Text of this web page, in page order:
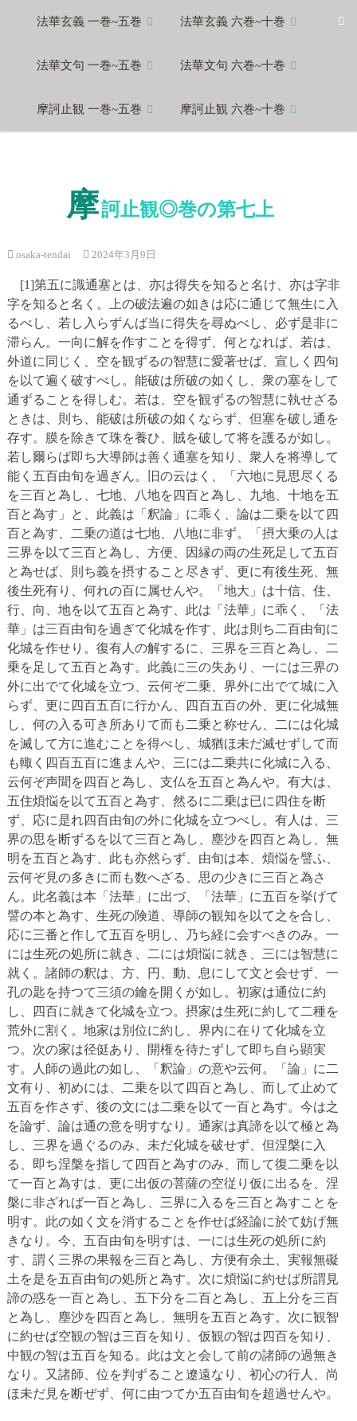
法華玄義 一巻~五巻 法華玄義 六巻~十巻
法華文句 一巻~五巻 法華文句 六巻~十巻
摩訶止観 一巻~五巻 摩訶止観 六巻~十巻
摩訶止観◎巻の第七上
osaka-tendai 2024年3月9日
[1]第五に識通塞とは、亦は得失を知ると名け、亦は字非
字を知ると名く。上の破法遍の如きは応に通じて無生に入
るべし、若し入らずんば当に得失を尋ぬべし、必ず是非に
滞らん。一向に解を作すことを得ず、何となれば、若は、
外道に同じく、空を観ずるの智慧に愛著せば、宣しく四句
を以て遍く破すべし。能破は所破の如くし、衆の塞をして
通ずることを得しむ。若は、空を観ずるの智慧に執せざる
ときは、則ち、能破は所破の如くならず、但塞を破し通を
存す。膜を除きて珠を養ひ、賊を破して将を護るが如し。
若し爾らば即ち大導師は善く通塞を知り、衆人を将導して
能く五百由旬を過ぎん。旧の云はく、「六地に見思尽くる
を三百と為し、七地、八地を四百と為し、九地、十地を五
百と為す」と、此義は「釈論」に乖く、論は二乗を以て四
百と為す、二乗の道は七地、八地に非ず。「摂大乗の人は
三界を以て三百と為し、方便、因縁の両の生死足して五百
と為せば、則ち義を摂すること尽きず、更に有後生死、無
後生死有り、何れの百に属せんや。「地大」は十信、住、
行、向、地を以て五百と為す、此は「法華」に乖く、「法
華」は三百由旬を過ぎて化城を作す、此は則ち二百由旬に
化城を作せり。復有人の解するに、三界を三百と為し、二
乗を足して五百と為す。此義に三の失あり、一には三界の
外に出でて化城を立つ、云何ぞ二乗、界外に出でて城に入
らず、更に四百五百に行かん、四百五百の外、更に化城無
し、何の入る可き所ありて而も二乗と称せん、二には化城
を滅して方に進むことを得べし、城猶ほ未だ滅せずして而
も輙く四百五百に進まんや、三には二乗共に化城に入る、
云何ぞ声聞を四百と為し、支仏を五百と為んや。有大は、
五住煩悩を以て五百と為す、然るに二乗は已に四住を断
ず、応に是れ四百由旬の外に化城を立つべし。有人は、三
界の思を断ずるを以て三百と為し、塵沙を四百と為し、無
明を五百と為す、此も亦然らず、由旬は本、煩悩を譬ふ、
云何ぞ見の多きに而も数へざる、思の少きに三百と為さ
ん。此名義は本「法華」に出づ、「法華」に五百を挙げて
譬の本と為す、生死の険道、導師の観知を以て之を合し、
応に三番と作して五百を明し、乃ち経に会すべきのみ。一
には生死の処所に就き、二には煩悩に就き、三には智慧に
就く。諸師の釈は、方、円、動、息にして文と会せず、一
孔の匙を持つて三須の鑰を開くが如し。初家は通位に約
し、四百に就きて化城を立つ。摂家は生死に約して二種を
荒外に割く。地家は別位に約し、界内に在りて化城を立
つ。次の家は径侹あり、開権を待たずして即ち自ら顕実
す。人師の過此の如し、「釈論」の意や云何。「論」に二
文有り、初めには、二乗を以て四百と為し、而して止めて
五百を作さず、後の文には二乗を以て一百と為す。今は之
を論ず、論は通の意を明すなり。通家は真諦を以て極と為
し、三界を過ぐるのみ、未だ化城を破せず、但涅槃に入
る、即ち涅槃を指して四百と為すのみ、而して復二乗を以
て一百と為すは、更に出仮の菩薩の空従り仮に出るを、涅
槃に非ざれば一百と為し、三界に入るを三百と為すことを
明す。此の如く文を消することを作せば経論に於て妨げ無
きなり。今、五百由旬を明すは、一には生死の処所に約
す、謂く三界の果報を三百と為し、方便有余土、実報無礙
土を是を五百由旬の処所と為す。次に煩悩に約せば所謂見
諦の惑を一百と為し、五下分を二百と為し、五上分を三百
と為し、塵沙を四百と為し、無明を五百と為す。次に観智
に約せば空観の智は三百を知り、仮観の智は四百を知り、
中観の智は五百を知る。此は文と会して前の諸師の過無き
なり。又諸師、位を判ずること遼遠なり、初心の行人、尚
ほ未だ見を断ぜず、何に由つてか五百由旬を超過せんや。